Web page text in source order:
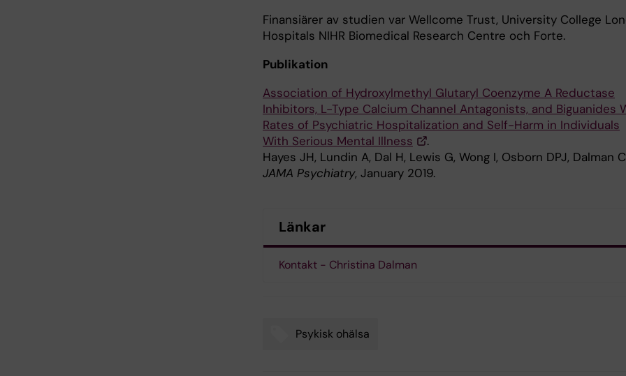
Finansiärer av studien var Wellcome Trust, University College
Hospitals NIHR Biomedical Research Centre och Forte.
Publikation
Association of Hydroxylmethyl Glutaryl Coenzyme A Reductase
Inhibitors, L-Type Calcium Channel Antagonists, and Biguanides
Rates of Psychiatric Hospitalization and Self-Harm in Individuals
With Serious Mental Illness
.
Hayes JH, Lundin A, Dal H, Lewis G, Wong I, Osborn DPJ, Dalman
JAMA Psychiatry, January 2019.
Länkar
Kontakt - Christina Dalman
Psykisk ohälsa